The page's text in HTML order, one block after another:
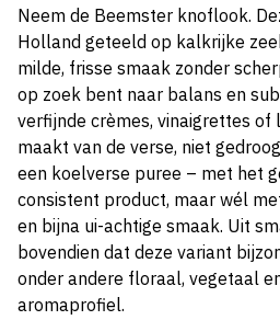
Neem de Beemster knoflook.
Holland geteeld op kalkrijke
milde, frisse smaak zonder
op zoek bent naar balans en
verfijnde crèmes, vinaigrettes of
maakt van de verse, niet
een koelverse puree – met het
consistent product, maar wél
en bijna ui-achtige smaak. Uit
bovendien dat deze variant
onder andere floraal, vegetaal
aromaprofiel.